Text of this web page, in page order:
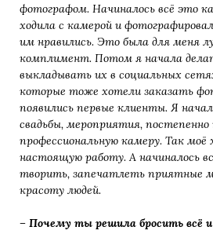
фотографом. Начиналось всё это
ходила с камерой и
им нравились. Это была для меня
комплимент. Потом я начала
выкладывать их в социальных
которые тоже хотели заказать
появились первые клиенты. Я
свадьбы, мероприятия, постепенно
профессиональную камеру. Так моё
настоящую работу. А начиналось
творить, запечатлеть приятные
красоту людей.
– Почему ты решила бросить всё и